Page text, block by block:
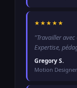
★★★★★
"Travailler
Expertise,
Gregory S.
Motion Designer